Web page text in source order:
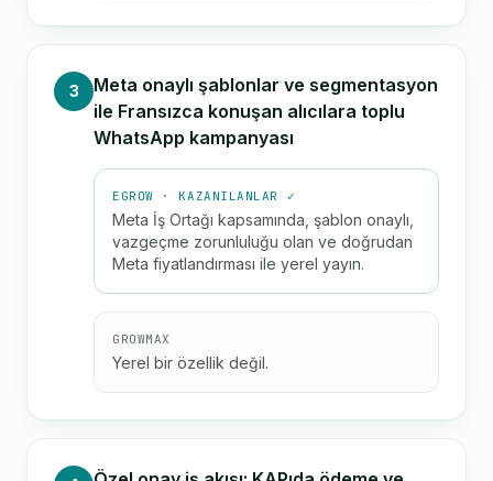
3
Meta onaylı şablonlar ve segmentasyon
ile Fransızca konuşan alıcılara toplu
WhatsApp kampanyası
EGROW · KAZANILANLAR ✓
Meta İş Ortağı kapsamında, şablon onaylı,
vazgeçme zorunluluğu olan ve doğrudan
Meta fiyatlandırması ile yerel yayın.
GROWMAX
Yerel bir özellik değil.